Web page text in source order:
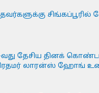
சிங்கப்பூரில்
வது தேசிய தினக்
லாரன்ஸ் ஹோங்